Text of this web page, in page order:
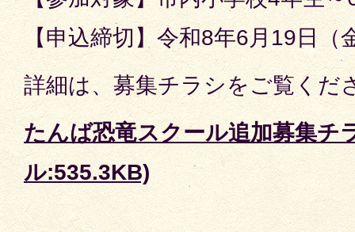
【申込締切】令和8年6月19日（
詳細は、募集チラシをご覧くだ
たんば恐竜スクール追加募集チ
ル:535.3KB)